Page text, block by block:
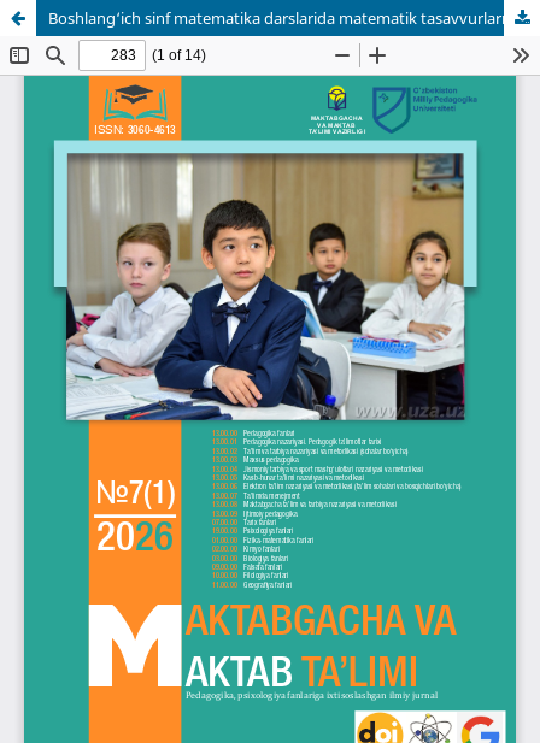
Boshlang‘ich sinf matematika darslarida matematik tasavvurlarni shakllantirish metodikasi